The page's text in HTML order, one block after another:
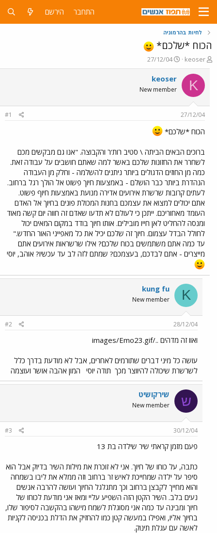
התחבר הירשם
לחיות בהרמוניה
הכוח *שלכם*
פ
ו
ת
ח
ה
ש
א
keoser
פ
ו
ר
ם
ר
י
27/12/04
K
keoser
New member
27/12/04
#1
הכוח *שלכם*
ברוכים הבאים הביתה \ סטיב רות'ר והקבוצה. "אנו גם מבקשים מכם
לשחרר את החזונות שלכם באשר למה שאתם חושבים על עבודה זאת.
כמה מן החוזים הדגולים ביותר ניתנים להשלמה - וחלק מן העבודה
הנהדרת ביותר כבר הושלם - באמצעות חיוך פשוט אל הולך רגל ברחוב.
לעתים קרובות שרשרת אירועים אדירה מנועת באמצעות חיוף פשוט.
אתם יכולים למצוא את עצמכם בחנות המכולת פונים בחיוך אל האדם
העומד מאחוריכם. ייתכן כי לעולם לא תדעו שאדם זה חווה יום קשה מאוד
ומנסה להחליט לאן חייו מובילים. אותו חיוך בודד במקום המאים יכול
לחולל הבדל עצמום. חיוך זה שלכם יכיל את כל מאפייני האור החדש."
עד כמה אתם משתמשים בכוח שלכם? אילו שרשראות אירועים אתם
מייצרים - אתם לבדכם, בעצמכם? שמתם לזה לב עד עכשיו? אוהב, יוסי
K
kung fu
New member
28/12/04
#2
ואוו זה מדהים ../images/Emo23.gif
עושה כל מיני דברים שתורמים לאחרים, אבל לא מודעת בדרך כלל
לשרשרת שיכולה להיווצר מכך תודה יוסי המון אהבה אושר ועוצמה
ש שירקושיט
New member
30/12/04
#3
פעם מזמן קראתי שיר שילדה בת 13
כתבה, על כוחו של חיוך. אני לא זוכרת את מילות השיר בדיוק אבל הוא
סיפר על ילדה שמחייכת לאיש זר ברחוב וזה ממלא את ליבו בשמחה
והוא מחייך לקבצן ברחוב וכך מתגלגל החיוך ועושה להרבה אנשים
נעים בלב. השיר הקטן הזה השפיע עליי ומאז אני מודעת לכוחו של
חיוך ומבינה עד כמה אני מסוגלת לשמח מישהו בהקשבה לסיפור שלו,
בחיוך אליו, ואפילו במעשה קטן כמו להחזיק את הדלת בכניסה לקניות
לאשה עם עגלת תינוק.